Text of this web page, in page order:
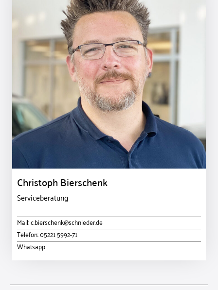
Christoph Bierschenk
Serviceberatung
Mail:c.bierschenk@schnieder.de
Telefon:05221 5992-71
Whatsapp